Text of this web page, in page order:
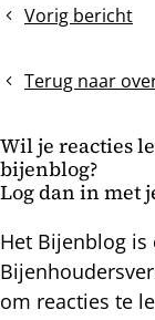
bericht
Vorig bericht
Het
Q Terug naar
Wil je reacties
bijenblog?
Log dan in met
Het Bijenblog is
om reacties te